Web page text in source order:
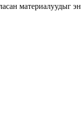
материалуудыг